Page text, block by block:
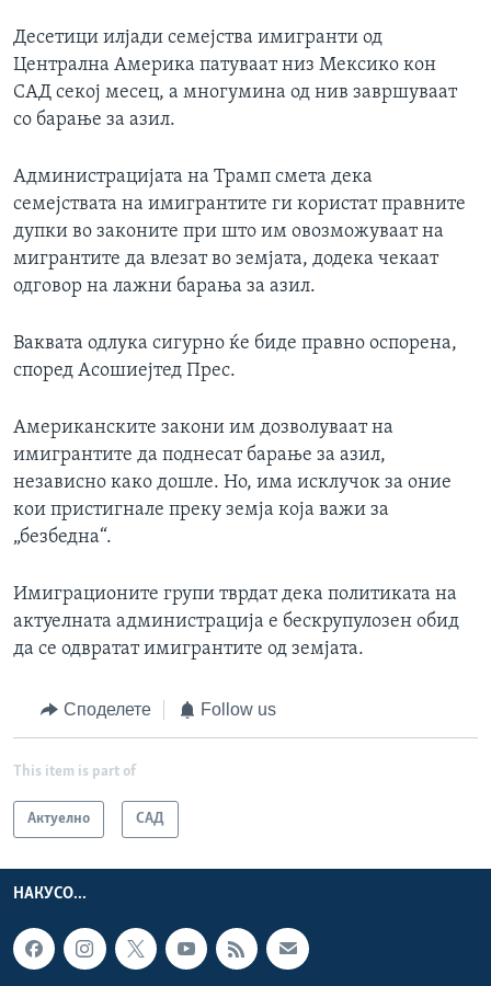
Десетици илјади семејства имигранти од
Централна Америка патуваат низ Мексико кон
САД секој месец, а многумина од нив завршуваат
со барање за азил.
Администрацијата на Трамп смета дека
семејствата на имигрантите ги користат правните
дупки во законите при што им овозможуваат на
мигрантите да влезат во земјата, додека чекаат
одговор на лажни барања за азил.
Ваквата одлука сигурно ќе биде правно оспорена,
според Асошиејтед Прес.
Американските закони им дозволуваат на
имигрантите да поднесат барање за азил,
независно како дошле. Но, има исклучок за оние
кои пристигнале преку земја која важи за
„безбедна“.
Имиграционите групи тврдат дека политиката на
актуелната администрација е бескрупулозен обид
да се одвратат имигрантите од земјата.
Споделете Follow us
This item is part of
Актуелно САД
НАКУСО...